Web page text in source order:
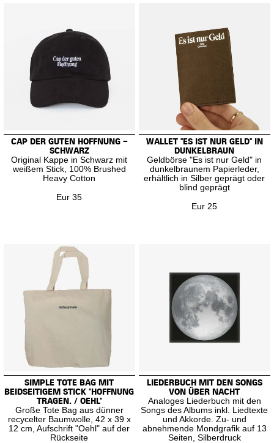
CAP DER GUTEN HOFFNUNG –
SCHWARZ
Original Kappe in Schwarz mit
weißem Stick, 100% Brushed
Heavy Cotton
Eur 35
WALLET "ES IST NUR GELD" IN
DUNKELBRAUN
Geldbörse "Es ist nur Geld" in
dunkelbraunem Papierleder,
erhältlich in Silber geprägt oder
blind geprägt
Eur 25
SIMPLE TOTE BAG MIT
BEIDSEITIGEM STICK "HOFFNUNG
TRAGEN. / OEHL"
Große Tote Bag aus dünner
recycelter Baumwolle, 42 x 39 x
12 cm, Aufschrift "Oehl" auf der
Rückseite
LIEDERBUCH MIT DEN SONGS
VON ÜBER NACHT
Analoges Liederbuch mit den
Songs des Albums inkl. Liedtexte
und Akkorde. Zu- und
abnehmende Mondgrafik auf 13
Seiten, Silberdruck